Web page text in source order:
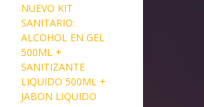
NUEVO KIT
SANITARIO:
ALCOHOL EN GEL
500ML +
SANITIZANTE
LIQUIDO 500ML +
JABON LIQUIDO